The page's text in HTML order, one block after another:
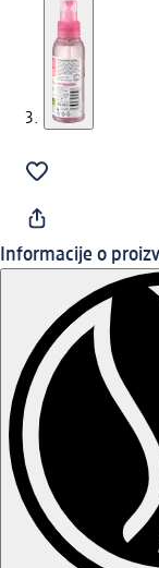
Informacije o